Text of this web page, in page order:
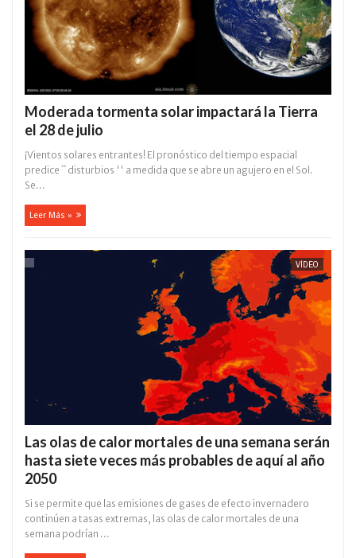
Moderada tormenta solar impactará la Tierra
el 28 de julio
¡Vientos solares entrantes! El pronóstico del tiempo espacial
predice `` disturbios '' a medida que se abre un agujero en el Sol.
Se...
Leer Más »
VÍDEO
Las olas de calor mortales de una semana serán
hasta siete veces más probables de aquí al año
2050
Si se permite que las emisiones de gases de efecto invernadero
continúen a tasas extremas, las olas de calor mortales de una
semana podrían ...